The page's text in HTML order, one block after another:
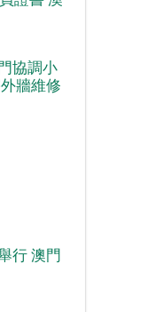
協調小
牆維修
行 澳門